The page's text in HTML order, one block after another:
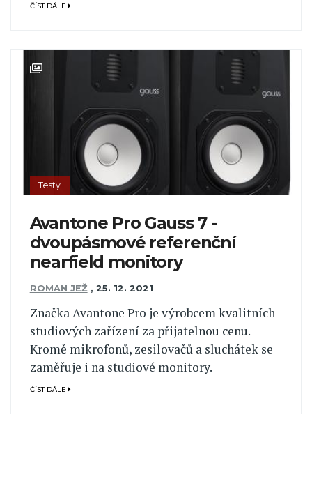
ČÍST DÁLE
Testy
Avantone Pro Gauss 7 -
dvoupásmové referenční
nearfield monitory
ROMAN JEŽ , 25. 12. 2021
Značka Avantone Pro je výrobcem kvalitních
studiových zařízení za přijatelnou cenu.
Kromě mikrofonů, zesilovačů a sluchátek se
zaměřuje i na studiové monitory.
ČÍST DÁLE